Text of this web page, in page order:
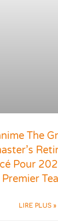
The
Pour
Premier
LIRE PLUS »